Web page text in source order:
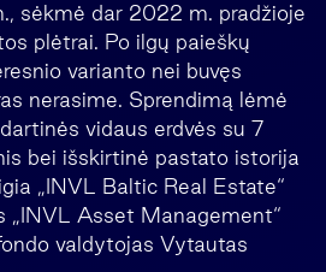
sėkmė dar 2022 m. pradžioje
plėtrai. Po ilgų paieškų
varianto nei buvęs
nerasime. Sprendimą lėmė
vidaus erdvės su 7
bei išskirtinė pastato istorija
„INVL Baltic Real Estate“
„INVL Asset Management“
valdytojas Vytautas